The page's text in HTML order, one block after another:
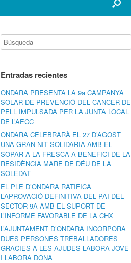
Entradas recientes
ONDARA PRESENTA LA 9a CAMPANYA
SOLAR DE PREVENCIÓ DEL CÀNCER DE
PELL IMPULSADA PER LA JUNTA LOCAL
DE L’AECC
ONDARA CELEBRARÀ EL 27 D’AGOST
UNA GRAN NIT SOLIDÀRIA AMB EL
SOPAR A LA FRESCA A BENEFICI DE LA
RESIDÈNCIA MARE DE DÉU DE LA
SOLEDAT
EL PLE D’ONDARA RATIFICA
L’APROVACIÓ DEFINITIVA DEL PAI DEL
SECTOR 9A AMB EL SUPORT DE
L’INFORME FAVORABLE DE LA CHX
L’AJUNTAMENT D’ONDARA INCORPORA
DUES PERSONES TREBALLADORES
GRÀCIES A LES AJUDES LABORA JOVE
I LABORA DONA